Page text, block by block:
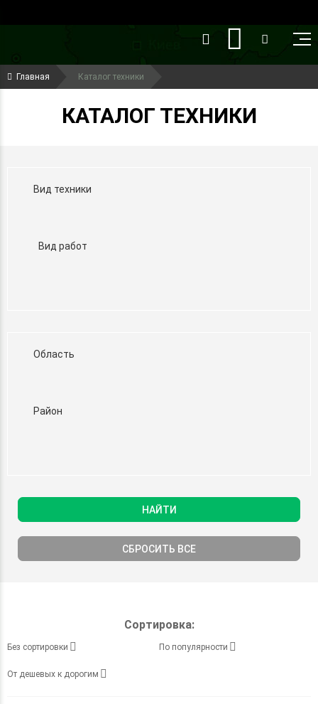
(099) 644-79-22
(050) 416-93-27
Главная Каталог техники
КАТАЛОГ ТЕХНИКИ
Вид техники
Вид работ
Область
Район
НАЙТИ
СБРОСИТЬ ВСЕ
Сортировка:
Без сортировки По популярности
От дешевых к дорогим